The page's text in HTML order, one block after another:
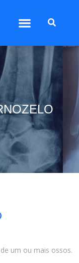
um ou mais ossos.